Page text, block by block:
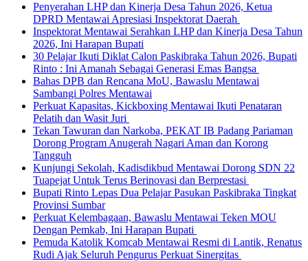
Penyerahan LHP dan Kinerja Desa Tahun 2026, Ketua
DPRD Mentawai Apresiasi Inspektorat Daerah
Inspektorat Mentawai Serahkan LHP dan Kinerja Desa Tahun
2026, Ini Harapan Bupati
30 Pelajar Ikuti Diklat Calon Paskibraka Tahun 2026, Bupati
Rinto : Ini Amanah Sebagai Generasi Emas Bangsa
Bahas DPB dan Rencana MoU, Bawaslu Mentawai
Sambangi Polres Mentawai
Perkuat Kapasitas, Kickboxing Mentawai Ikuti Penataran
Pelatih dan Wasit Juri
Tekan Tawuran dan Narkoba, PEKAT IB Padang Pariaman
Dorong Program Anugerah Nagari Aman dan Korong
Tangguh
Kunjungi Sekolah, Kadisdikbud Mentawai Dorong SDN 22
Tuapejat Untuk Terus Berinovasi dan Berprestasi
Bupati Rinto Lepas Dua Pelajar Pasukan Paskibraka Tingkat
Provinsi Sumbar
Perkuat Kelembagaan, Bawaslu Mentawai Teken MOU
Dengan Pemkab, Ini Harapan Bupati
Pemuda Katolik Komcab Mentawai Resmi di Lantik, Renatus
Rudi Ajak Seluruh Pengurus Perkuat Sinergitas